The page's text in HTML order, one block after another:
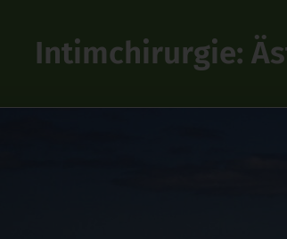
Intimchirurgie: